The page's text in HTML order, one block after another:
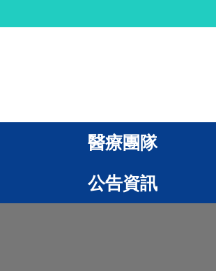
醫療團隊
公告資訊